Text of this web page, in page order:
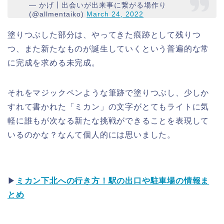
— かげ┃出会いが出来事に繋がる場作り
(@allmentaiko) March 24, 2022
塗りつぶした部分は、やってきた痕跡として残りつ
つ、また新たなものが誕生していくという普遍的な常
に完成を求める未完成。
それをマジックペンような筆跡で塗りつぶし、少しか
すれて書かれた「ミカン」の文字がとてもライトに気
軽に誰もが次なる新たな挑戦ができることを表現して
いるのかな？なんて個人的には思いました。
▶︎ ミカン下北への行き方！駅の出口や駐車場の情報ま
とめ